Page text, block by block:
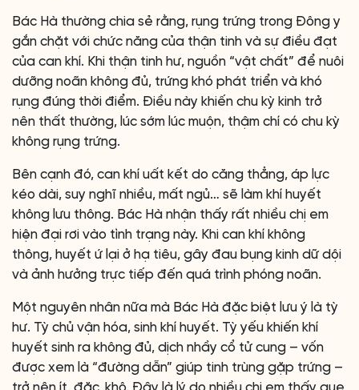
Bác Hà thường chia sẻ rằng, rụng trứng trong Đông y
gắn chặt với chức năng của thận tinh và sự điều đạt
của can khí. Khi thận tinh hư, nguồn “vật chất” để nuôi
dưỡng noãn không đủ, trứng khó phát triển và khó
rụng đúng thời điểm. Điều này khiến chu kỳ kinh trở
nên thất thường, lúc sớm lúc muộn, thậm chí có chu kỳ
không rụng trứng.
Bên cạnh đó, can khí uất kết do căng thẳng, áp lực
kéo dài, suy nghĩ nhiều, mất ngủ… sẽ làm khí huyết
không lưu thông. Bác Hà nhận thấy rất nhiều chị em
hiện đại rơi vào tình trạng này. Khi can khí không
thông, huyết ứ lại ở hạ tiêu, gây đau bụng kinh dữ dội
và ảnh hưởng trực tiếp đến quá trình phóng noãn.
Một nguyên nhân nữa mà Bác Hà đặc biệt lưu ý là tỳ
hư. Tỳ chủ vận hóa, sinh khí huyết. Tỳ yếu khiến khí
huyết sinh ra không đủ, dịch nhầy cổ tử cung – vốn
được xem là “đường dẫn” giúp tinh trùng gặp trứng –